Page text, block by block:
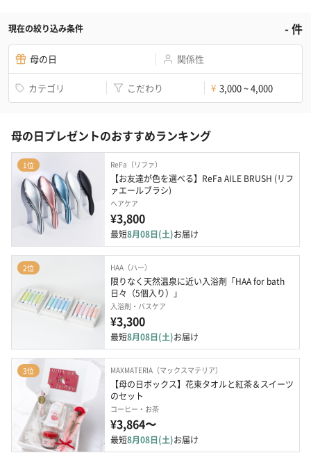
現在の絞り込み条件 -件
母の日 関係性
カテゴリ こだわり ¥ 3,000 ~ 4,000
母の日プレゼントのおすすめランキング
1位 ReFa（リファ）
【お友達が色を選べる】ReFa AILE BRUSH (リフ
ァエールブラシ)
ヘアケア
¥3,800
最短8月08日(土)お届け
2位 HAA（ハー）
限りなく天然温泉に近い入浴剤「HAA for bath
日々（5個入り）」
入浴剤・バスケア
¥3,300
最短8月08日(土)お届け
3位 MAXMATERIA（マックスマテリア）
【母の日ボックス】花束タオルと紅茶＆スイーツ
のセット
コーヒー・お茶
¥3,864〜
最短8月08日(土)お届け